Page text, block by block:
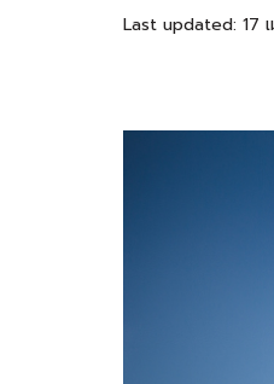
Last updated: 17